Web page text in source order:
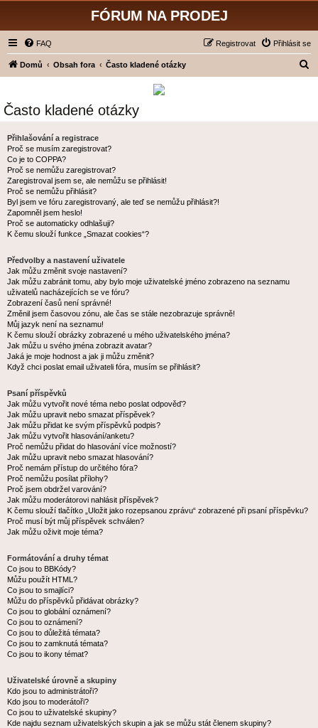
FÓRUM NA PRODEJ
FAQ Přihlásit se
Registrovat
Domů Obsah fora Často kladené otázky
Často kladené otázky
Přihlašování a registrace
Proč se musím zaregistrovat?
Co je to COPPA?
Proč se nemůžu zaregistrovat?
Zaregistroval jsem se, ale nemůžu se přihlásit!
Proč se nemůžu přihlásit?
Byl jsem ve fóru zaregistrovaný, ale teď se nemůžu přihlásit?!
Zapomněl jsem heslo!
Proč se automaticky odhlašuji?
K čemu slouží funkce „Smazat cookies“?
Předvolby a nastavení uživatele
Jak můžu změnit svoje nastavení?
Jak můžu zabránit tomu, aby bylo moje uživatelské jméno zobrazeno na seznamu
uživatelů nacházejících se ve fóru?
Zobrazení časů není správné!
Změnil jsem časovou zónu, ale čas se stále nezobrazuje správně!
Můj jazyk není na seznamu!
K čemu slouží obrázky zobrazené u mého uživatelského jména?
Jak můžu u svého jména zobrazit avatar?
Jaká je moje hodnost a jak ji můžu změnit?
Když chci poslat email uživateli fóra, musím se přihlásit?
Psaní příspěvků
Jak můžu vytvořit nové téma nebo poslat odpověď?
Jak můžu upravit nebo smazat příspěvek?
Jak můžu přidat ke svým příspěvků podpis?
Jak můžu vytvořit hlasování/anketu?
Proč nemůžu přidat do hlasování více možností?
Jak můžu upravit nebo smazat hlasování?
Proč nemám přístup do určitého fóra?
Proč nemůžu posílat přílohy?
Proč jsem obdržel varování?
Jak můžu moderátorovi nahlásit příspěvek?
K čemu slouží tlačítko „Uložit jako rozepsanou zprávu“ zobrazené při psaní příspěvku?
Proč musí být můj příspěvek schválen?
Jak můžu oživit moje téma?
Formátování a druhy témat
Co jsou to BBKódy?
Můžu použít HTML?
Co jsou to smajlíci?
Můžu do příspěvků přidávat obrázky?
Co jsou to globální oznámení?
Co jsou to oznámení?
Co jsou to důležitá témata?
Co jsou to zamknutá témata?
Co jsou to ikony témat?
Uživatelské úrovně a skupiny
Kdo jsou to administrátoři?
Kdo jsou to moderátoři?
Co jsou to uživatelské skupiny?
Kde najdu seznam uživatelských skupin a jak se můžu stát členem skupiny?